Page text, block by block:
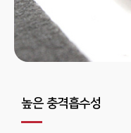
높은 충격흡수성